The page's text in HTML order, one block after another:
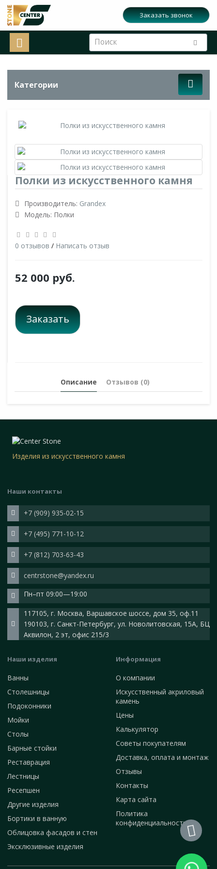
Заказать звонок
Категории
Полки из искусственного камня
Производитель: Grandex
Модель: Полки
0 отзывов / Написать отзыв
52 000 руб.
Заказать
Описание Отзывов (0)
Изделия из искусственного камня
Наши контакты
+7 (909) 935-02-15
+7 (495) 771-10-12
+7 (812) 703-63-43
centrstone@yandex.ru
Пн–пт 09:00—19:00
117105, г. Москва, Варшавское шоссе, дом 35, оф.11
190103, г. Санкт-Петербург, ул. Новолитовская, 15А, БЦ
Аквилон, 2 эт, офис 215/3
Наши изделия
Ванны
Столешницы
Подоконники
Мойки
Столы
Барные стойки
Реставрация
Лестницы
Ресепшен
Другие изделия
Бортики в ванную
Облицовка фасадов и стен
Эксклюзивные изделия
Информация
О компании
Искусственный акриловый
камень
Цены
Калькулятор
Советы покупателям
Доставка, оплата и монтаж
Отзывы
Контакты
Карта сайта
Политика
конфиденциальности